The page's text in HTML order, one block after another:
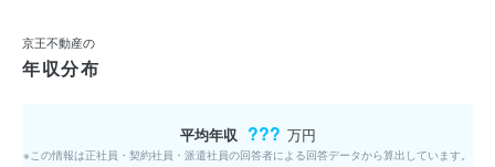
京王不動産の
年収分布
平均年収 ??? 万円
※この情報は正社員・契約社員・派遣社員の回答者による回答データから算出しています。